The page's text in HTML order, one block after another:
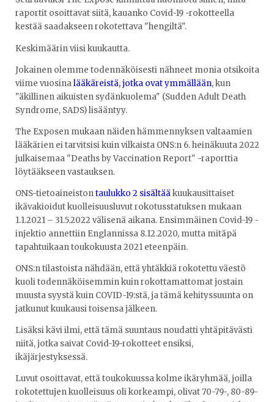
raportit osoittavat siitä, kauanko Covid-19 -rokotteella
kestää saadakseen rokotettava "hengiltä".
Keskimäärin viisi kuukautta.
Jokainen olemme todennäköisesti nähneet monia otsikoita
viime vuosinalääkäreistä, jotka ovat ymmällään, kun
"äkillinen aikuisten sydänkuolema" (Sudden Adult Death
Syndrome, SADS) lisääntyy.
The Exposen mukaan näiden hämmennyksen valtaamien
lääkärien ei tarvitsisi kuin vilkaista ONS:n 6. heinäkuuta 2022
julkaisemaa "Deaths by Vaccination Report" -raporttia
löytääkseen vastauksen.
ONS-tietoaineistontaulukko 2 sisältääkuukausittaiset
ikävakioidut kuolleisuusluvut rokotusstatuksen mukaan
1.1.2021 – 31.5.2022 välisenä aikana. Ensimmäinen Covid-19 -
injektio annettiin Englannissa 8.12.2020, mutta mitäpä
tapahtuikaan toukokuusta 2021 eteenpäin.
ONS:n tilastoista nähdään, että yhtäkkiä rokotettu väestö
kuoli todennäköisemmin kuin rokottamattomat jostain
muusta syystä kuin COVID-19:stä, ja tämä kehityssuunta on
jatkunut kuukausi toisensa jälkeen.
Lisäksi kävi ilmi, että tämä suuntaus noudatti yhtäpitävästi
niitä, jotka saivat Covid-19-rokotteet ensiksi,
ikäjärjestyksessä.
Luvut osoittavat, että toukokuussa kolme ikäryhmää, joilla
rokotettujen kuolleisuus oli korkeampi, olivat 70-79-, 80-89-